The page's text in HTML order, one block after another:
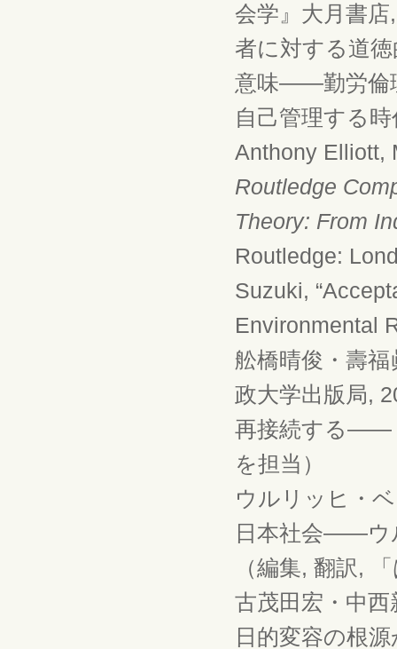
会学』大月書
者に対する道
意味――勤労倫
自己管理する
Anthony Elliott,
Routledge
Theory: From
Routledge:
Suzuki,
Environmental
舩橋晴俊・壽
政大学出版局,
再接続する――
を担当）
ウルリッヒ・
日本社会――ウ
（編集, 翻訳,
古茂田宏・中
日的変容の根